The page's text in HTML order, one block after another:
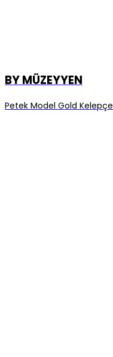
BY MÜZEYYEN
Petek Model Gold Kelepçe